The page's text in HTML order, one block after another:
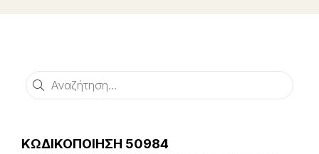
Αναζήτηση
ΚΩΔΙΚΟΠΟΙΗΣΗ 50984